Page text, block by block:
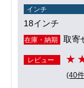
インチ
18インチ
在庫・納期 取寄
レビュー
(40